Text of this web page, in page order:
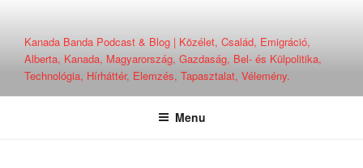
contentKanada Banda Podcast & Blog | Közélet, Család, Emigráció,
Alberta, Kanada, Magyarország, Gazdaság, Bel- és Külpolitika,
Technológia, Hírháttér, Elemzés, Tapasztalat, Vélemény.
Menu